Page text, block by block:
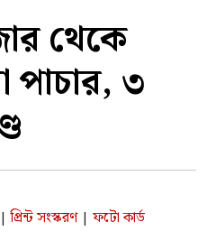
থেকে
পাচার, ৩
| প্রিন্ট সংস্করণ | ফটো কার্ড